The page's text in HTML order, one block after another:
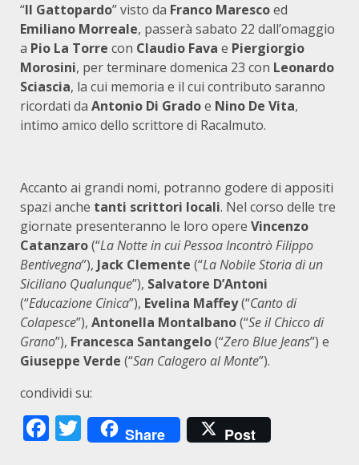
“Il Gattopardo” visto da Franco Marescoed
Emiliano Morreale, passerà sabato 22 dall’omaggio
a Pio La Torre con Claudio Fava e Piergiorgio
Morosini, per terminare domenica 23 con Leonardo
Sciascia, la cui memoria e il cui contributo saranno
ricordati da Antonio Di Gradoe Nino De Vita,
intimo amico dello scrittore di Racalmuto.
Accanto ai grandi nomi, potranno godere di appositi
spazi anche tanti scrittori locali. Nel corso delle tre
giornate presenteranno le loro opere Vincenzo
Catanzaro(“La Notte in cui Pessoa Incontrò Filippo
Bentivegna”), Jack Clemente (“La Nobile Storia di un
Siciliano Qualunque”), Salvatore D’Antoni
(“Educazione Cinica”), Evelina Maffey(“Canto di
Colapesce”), Antonella Montalbano(“Se il Chicco di
Grano”), Francesca Santangelo(“Zero Blue Jeans”) e
Giuseppe Verde (“San Calogero al Monte”).
condividi su:
Facebook
Twitter
Share Post